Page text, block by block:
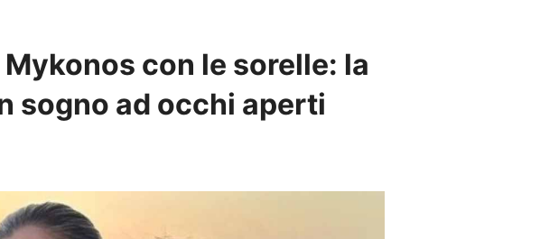
con le sorelle: la
sogno ad occhi aperti